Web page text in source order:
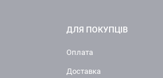
ДЛЯ ПОКУПЦІВ
Оплата
Доставка